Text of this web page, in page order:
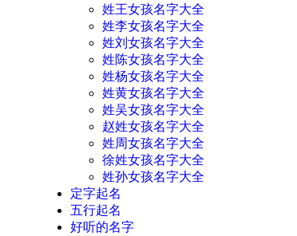
姓王女孩名字大全
姓李女孩名字大全
姓刘女孩名字大全
姓陈女孩名字大全
姓杨女孩名字大全
姓黄女孩名字大全
姓吴女孩名字大全
赵姓女孩名字大全
姓周女孩名字大全
徐姓女孩名字大全
姓孙女孩名字大全
定字起名
五行起名
好听的名字